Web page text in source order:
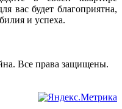
вас будет благоприятна,
и успеха.
Все права защищены.